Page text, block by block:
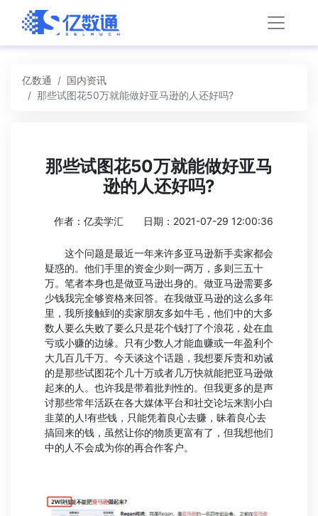
亿数通
国内资讯
那些试图花50万就能做好亚马逊的人还好吗?
那些试图花50万就能做好亚马
逊的人还好吗?
作者：亿卖学汇 日期：2021-07-29 12:00:36
这个问题是最近一年来许多亚马逊新手卖家都会
疑惑的。他们手里的资金少则一两万，多则三五十
万。笔者本身也是做亚马逊出身的。做亚马逊需要多
少钱我完全够资格来回答。在我做亚马逊的这么多年
里，我所接触到的卖家朋友多如牛毛，他们中的大多
数人要么失败了要么只是花个钱打了个浪花，处在血
亏或小赚的边缘。只有少数人才能血赚或一年盈利个
大几百几千万。今天谈这个话题，我想要斥责和劝诫
的是那些试图花个几十万或者几万快就能把亚马逊做
起来的人。也许我是带着批判性的。但我更多的是声
讨那些常年活跃在各大媒体平台和社交论坛来割小白
韭菜的人!有些钱，只能凭着良心去赚，昧着良心去
搞回来的钱，虽然让你的物质更富有了，但我想他们
中的人不会成为你的再合作客户。